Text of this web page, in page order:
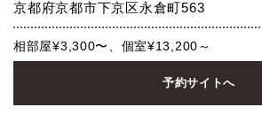
京都府京都市下京区永倉町563
相部屋¥3,300〜、個室¥13,200～
予約サイトへ